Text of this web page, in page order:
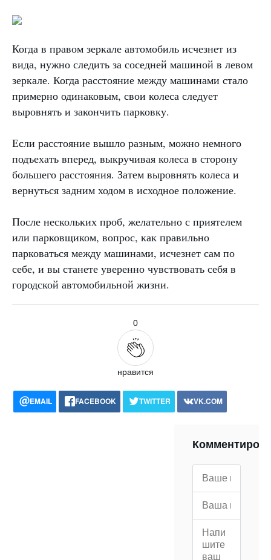
Когда в правом зеркале автомобиль исчезнет из
вида, нужно следить за соседней машиной в левом
зеркале. Когда расстояние между машинами стало
примерно одинаковым, свои колеса следует
выровнять и закончить парковку.
Если расстояние вышло разным, можно немного
подъехать вперед, выкручивая колеса в сторону
большего расстояния. Затем выровнять колеса и
вернуться задним ходом в исходное положение.
После нескольких проб, желательно с приятелем
или парковщиком, вопрос, как правильно
парковаться между машинами, исчезнет сам по
себе, и вы станете уверенно чувствовать себя в
городской автомобильной жизни.
0
нравится
EMAIL FACEBOOK TWITTER
VK.COM